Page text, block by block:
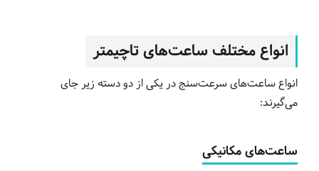
انواع مختلف ساعت‌های تاچیمتر
انواع ساعت‌های سرعت‌سنج در یکی از دو دسته زیر جای
می‌گیرند:
ساعت‌های مکانیکی